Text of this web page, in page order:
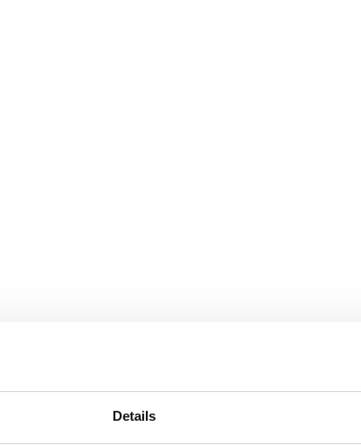
Details